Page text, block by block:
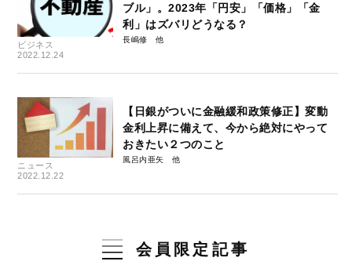
ビジネス
2022.12.24
ブル」。2023年「円安」「価格」「金
利」はズバリどうなる？
長嶋修
ニュース
2022.12.22
【日銀がついに金融緩和政策修正】変動
金利上昇に備えて、今から絶対にやって
おきたい２つのこと
風呂内亜矢
会員限定記事